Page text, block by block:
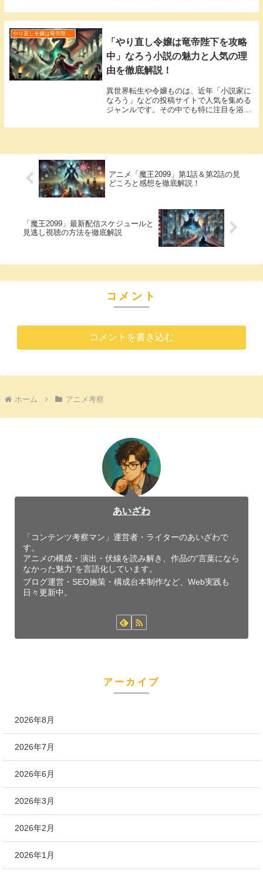
が得られます。この記事では、漫画版「も
めんたりー・リリィ」の特徴を中心に、ア
やり直し令嬢は竜帝陛下を攻略中
「やり直し令嬢は竜帝陛下を攻略
中」なろう小説の魅力と人気の理
由を徹底解説！
異世界転生や令嬢ものは、近年「小説家に
なろう」などの投稿サイトで人気を集める
ジャンルです。その中でも特に注目を浴び
略中』です。この作品は異世界恋愛と成長
アニメ「魔王2099」第1話＆第2話の見
どころと感想を徹底解説！
「魔王2099」最新配信スケジュールと
見逃し視聴の方法を徹底解説
コメント
コメントを書き込む
ホーム アニメ考察
あいざわ
「コンテンツ考察マン」運営者・ライターのあいざわで
す。
アニメの構成・演出・伏線を読み解き、作品の“言葉になら
なかった魅力”を言語化しています。
ブログ運営・SEO施策・構成台本制作など、Web実践も
日々更新中。
アーカイブ
2026年8月
2026年7月
2026年6月
2026年3月
2026年2月
2026年1月